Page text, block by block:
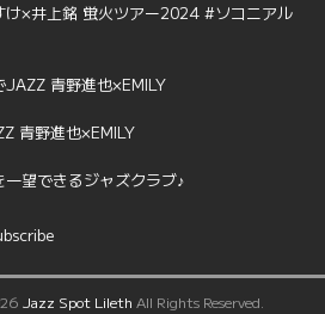
け×井上銘 蛍火ツアー2024 #ソコニアル
青野進也×EMILY
青野進也×EMILY
望できるジャズクラブ♪
Jazz Spot Lileth All Rights Reserved.